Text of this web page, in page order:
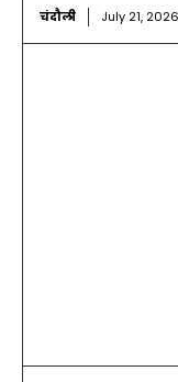
चंदौली July 21, 2026